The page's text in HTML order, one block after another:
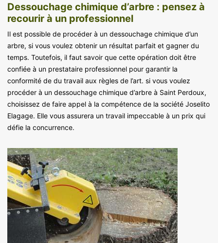
Dessouchage chimique d’arbre : pensez à
recourir à un professionnel
Il est possible de procéder à un dessouchage chimique d’un
arbre, si vous voulez obtenir un résultat parfait et gagner du
temps. Toutefois, il faut savoir que cette opération doit être
confiée à un prestataire professionnel pour garantir la
conformité de du travail aux règles de l’art. si vous voulez
procéder à un dessouchage chimique d’arbre à Saint Perdoux,
choisissez de faire appel à la compétence de la société Joselito
Elagage. Elle vous assurera un travail impeccable à un prix qui
défie la concurrence.